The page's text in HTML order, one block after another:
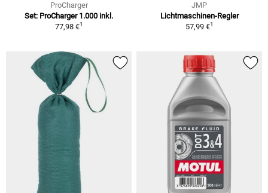
ProCharger
Set: ProCharger 1.000 inkl.
77,98 €1
JMP
Lichtmaschinen-Regler
57,99 €1